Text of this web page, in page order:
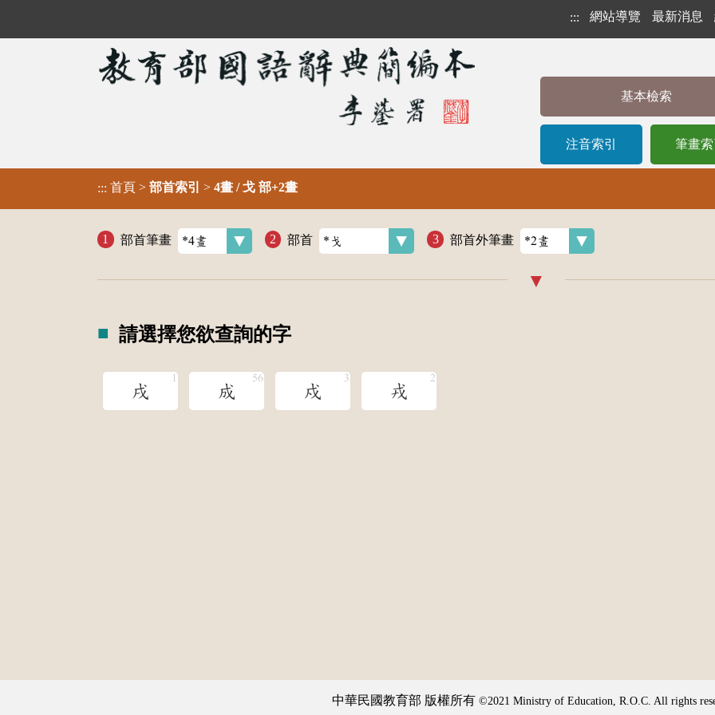
::: 網站導覽 最新消息
基本檢索
注音索引 筆畫索
::: 首頁 > 部首索引 > 4畫 / 戈 部+2畫
部首筆畫 部首 部首外筆畫
請選擇您欲查詢的字
戌 成 戍 戎
中華民國教育部 版權所有 ©2021 Ministry of Education, R.O.C. All rights